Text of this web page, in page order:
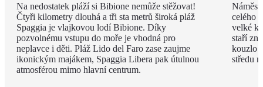
Na nedostatek pláží si Bibione nemůže stěžovat!
Čtyři kilometry dlouhá a tři sta metrů široká pláž
Spaggia je vlajkovou lodí Bibione. Díky
pozvolnému vstupu do moře je vhodná pro
neplavce i děti. Pláž Lido del Faro zase zaujme
ikonickým majákem, Spaggia Libera pak útulnou
atmosférou mimo hlavní centrum.
celého
velké
staří
kouzlo
středu